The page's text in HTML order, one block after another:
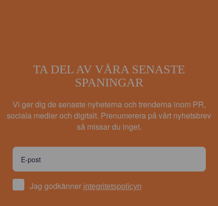
TA DEL AV VÅRA SENASTE
SPANINGAR
Vi ger dig de senaste nyheterna och trenderna inom PR,
sociala medier och digitalt. Prenumerera på vårt nyhetsbrev
så missar du inget.
Jag godkänner integritetspolicyn